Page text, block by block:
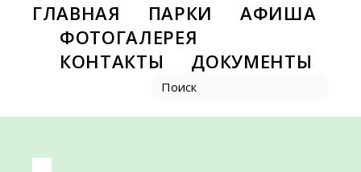
ГЛАВНАЯ ПАРКИ
АФИША
ФОТОГАЛЕРЕЯ
КОНТАКТЫ
ДОКУМЕНТЫ